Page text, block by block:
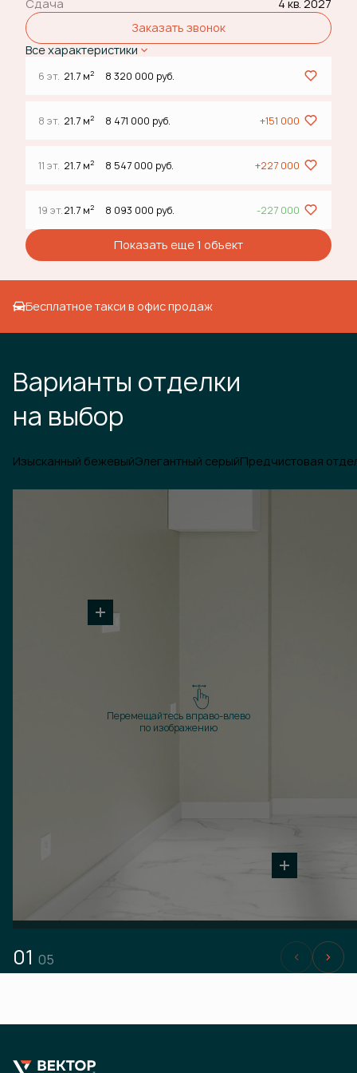
Сдача
4 кв. 2027
Заказать звонок
Все характеристики
6 эт. 21.7 м2 8 320 000 руб.
8 эт. 21.7 м2 8 471 000 руб. +151 000
11 эт. 21.7 м2 8 547 000 руб. +227 000
19 эт.21.7 м2 8 093 000 руб. -227 000
Показать еще 1 объект
Бесплатное такси в офис продаж
Варианты отделки
на выбор
Изысканный бежевыйЭлегантный серыйПредчистовая
Перемещайтесь вправо-влево
по изображению
01 05